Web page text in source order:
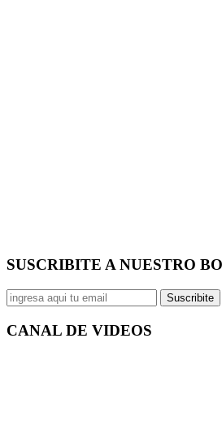
SUSCRIBITE A NUESTRO
Suscribite
CANAL DE VIDEOS